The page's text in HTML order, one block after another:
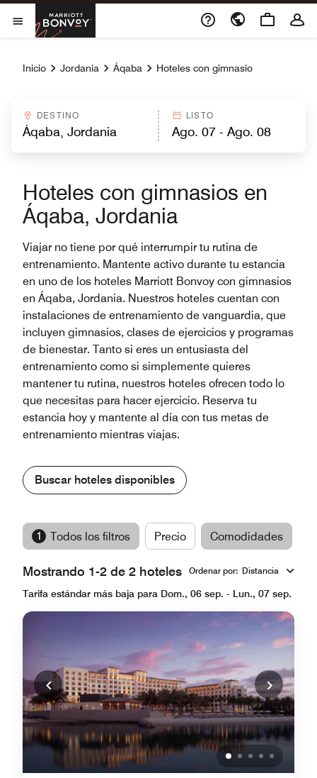
Skip to Content
Abrir el menú
Marriott Bonvoy
Inicio Jordania Áqaba Hoteles con gimnasio
DESTINO LISTO
Hoteles con gimnasios en
Áqaba, Jordania
Viajar no tiene por qué interrumpir tu rutina de
entrenamiento. Mantente activo durante tu estancia
en uno de los hoteles Marriott Bonvoy con gimnasios
en Áqaba, Jordania. Nuestros hoteles cuentan con
instalaciones de entrenamiento de vanguardia, que
incluyen gimnasios, clases de ejercicios y programas
de bienestar. Tanto si eres un entusiasta del
entrenamiento como si simplemente quieres
mantener tu rutina, nuestros hoteles ofrecen todo lo
que necesitas para hacer ejercicio. Reserva tu
estancia hoy y mantente al día con tus metas de
entrenamiento mientras viajas.
Buscar hoteles disponibles
1 Todos los filtros Precio Comodidades
Mostrando 1-2 de 2 hoteles Ordenar por: Distancia
Tarifa estándar más baja para Dom., 06 sep. - Lun., 07 sep.